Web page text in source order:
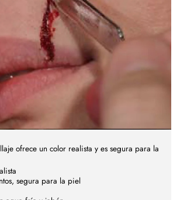
ofrece un color realista y es segura para la
segura para la piel